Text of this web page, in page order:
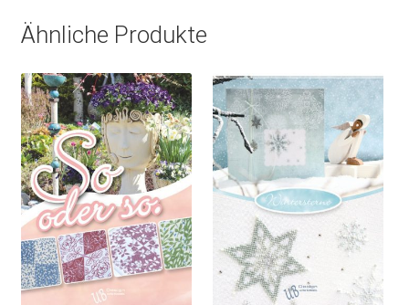
Ähnliche Produkte